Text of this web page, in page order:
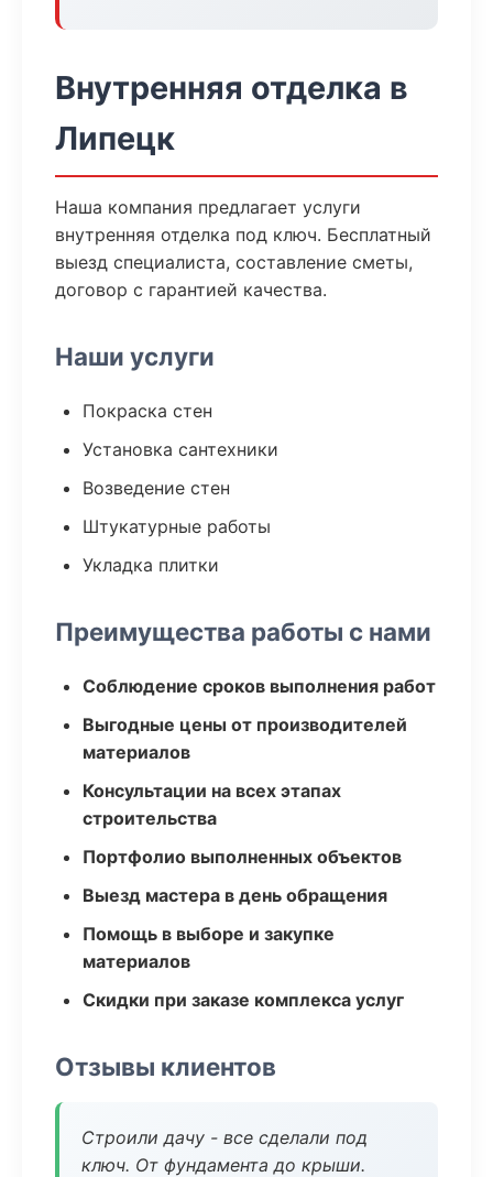
Внутренняя отделка в
Липецк
Наша компания предлагает услуги
внутренняя отделка под ключ. Бесплатный
выезд специалиста, составление сметы,
договор с гарантией качества.
Наши услуги
Покраска стен
Установка сантехники
Возведение стен
Штукатурные работы
Укладка плитки
Преимущества работы с нами
Соблюдение сроков выполнения работ
Выгодные цены от производителей
материалов
Консультации на всех этапах
строительства
Портфолио выполненных объектов
Выезд мастера в день обращения
Помощь в выборе и закупке
материалов
Скидки при заказе комплекса услуг
Отзывы клиентов
Строили дачу - все сделали под
ключ. От фундамента до крыши.